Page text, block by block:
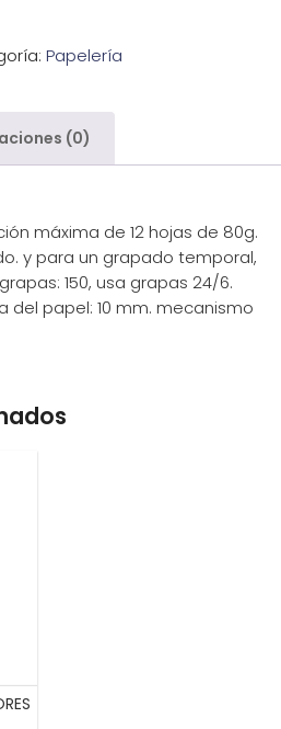
Papelería
(0)
máxima de 12 hojas de 80g.
y para un grapado temporal,
150, usa grapas 24/6.
papel: 10 mm. mecanismo